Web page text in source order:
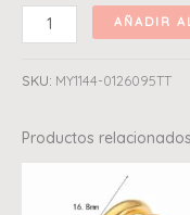
AÑADIR
SKU: MY1144-0126095TT
Productos relacionados